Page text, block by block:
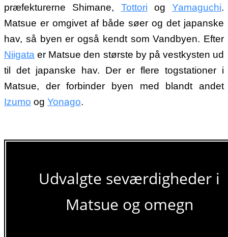
præfekturerne Shimane, Tottori og Yamaguchi.
Matsue er omgivet af både søer og det japanske
hav, så byen er også kendt som Vandbyen. Efter
Niigata er Matsue den største by på vestkysten ud
til det japanske hav. Der er flere togstationer i
Matsue, der forbinder byen med blandt andet
Izumo og Yonago.
Udvalgte seværdigheder i
Matsue og omegn